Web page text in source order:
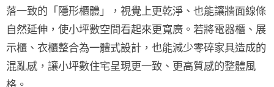
落一致的「隱形櫃體」，視覺上更乾淨、也能讓牆面線條
自然延伸，使小坪數空間看起來更寬廣。若將電器櫃、展
示櫃、衣櫃整合為一體式設計 ，也能減少零碎家具造成的
混亂感，讓小坪數住宅呈現更一致、更高質感的整體風
格。